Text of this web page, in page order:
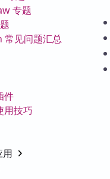
专题
常见问题汇总
件
技巧
用